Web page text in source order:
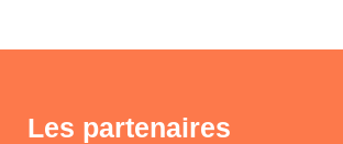
Les partenaires